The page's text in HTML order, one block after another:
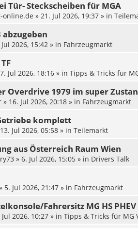
Tür- Steckscheiben für MGA
online.de » 21. Jul 2026, 19:37 » in
abzugeben
2026, 15:42 » in Fahrzeugmarkt
Jul 2026, 18:16 » in Tipps & Tricks für
Overdrive 1979 im super
» 16. Jul 2026, 20:18 » in Fahrzeugmarkt
komplett
13. Jul 2026, 05:58 » in Teilemarkt
aus Österreich Raum Wien
» 6. Jul 2026, 15:05 » in Drivers Talk
5. Jul 2026, 21:47 » in Fahrzeugmarkt
Fahrersitz MG HS
Jul 2026, 10:27 » in Tipps & Tricks für